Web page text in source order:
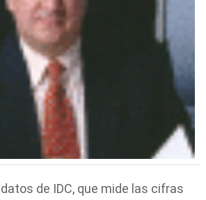
de IDC, que mide las cifras